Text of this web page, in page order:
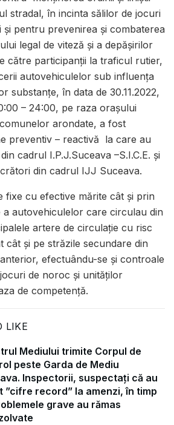
stradal, în incinta sălilor de jocuri
pentru prevenirea şi combaterea
legal de viteză şi a depăşirilor
către participanţii la traficul rutier,
autovehiculelor sub influența
substanțe, în data de 30.11.2022,
– 24:00, pe raza orașului
arondate, a fost
preventiv – reactivă la care au
cadrul I.P.J.Suceava –S.I.C.E. şi
din cadrul IJJ Suceava.
fixe cu efective mărite cât și prin
a autovehiculelor care circulau din
artere de circulație cu risc
cât și pe străzile secundare din
efectuându-se şi controale
de noroc şi unităţilor
de competenţă.
LIKE
Mediului trimite Corpul de
peste Garda de Mediu
Inspectorii, suspectați că au
”cifre record” la amenzi, în timp
grave au rămas